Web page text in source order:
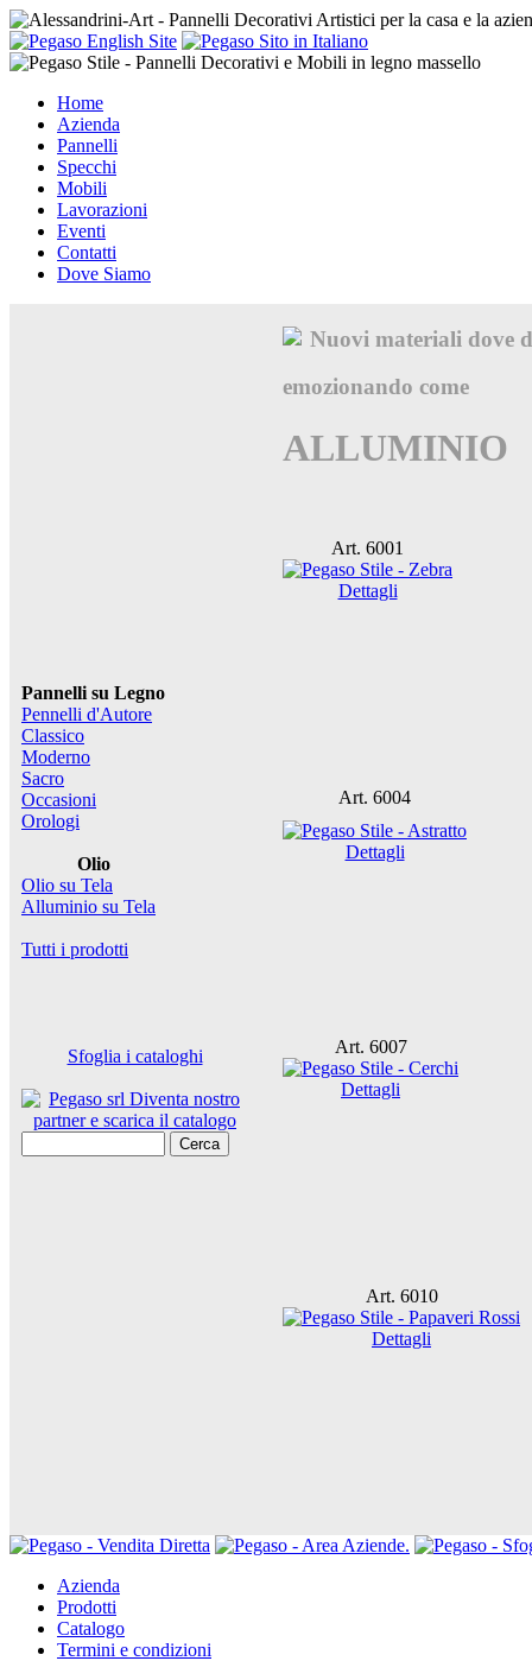
Home
Azienda
Pannelli
Specchi
Mobili
Lavorazioni
Eventi
Contatti
Dove Siamo
Pannelli su Legno
Pennelli d'Autore
Classico
Moderno
Sacro
Occasioni
Orologi
Olio
Olio su Tela
Alluminio su Tela
Tutti i prodotti
Sfoglia i cataloghi
Cerca
Nuovi materiali dove
emozionando come
ALLUMINIO
Art. 6001
Dettagli
Art. 6004
Dettagli
Art. 6007
Dettagli
Art. 6010
Dettagli
Azienda
Prodotti
Catalogo
Termini e condizioni